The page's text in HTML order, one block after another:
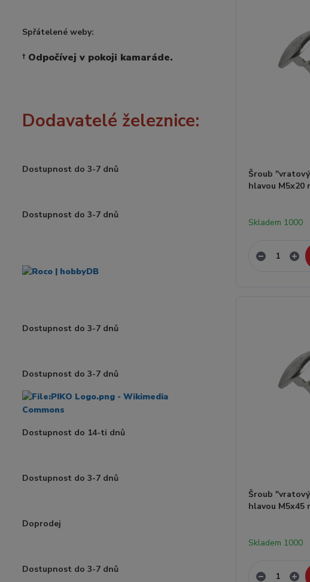
Spřátelené weby:
† Odpočívej v pokoji kamaráde.
Dodavatelé železnice:
Dostupnost do 3-7 dnů
Dostupnost do 3-7 dnů
Dostupnost do 3-7 dnů
Dostupnost do 3-7 dnů
Dostupnost do 14-ti dnů
Dostupnost do 3-7 dnů
Doprodej
Dostupnost do 3-7 dnů
Šroub
hlavou M5x20
Skladem 1000
Šroub
hlavou M5x45
Skladem 1000